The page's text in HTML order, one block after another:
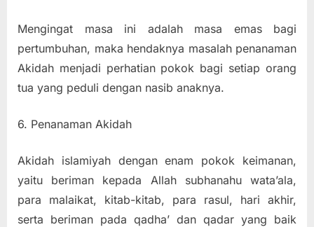
Mengingat masa ini adalah masa emas bagi
pertumbuhan, maka hendaknya masalah penanaman
Akidah menjadi perhatian pokok bagi setiap orang
tua yang peduli dengan nasib anaknya.
6. Penanaman Akidah
Akidah islamiyah dengan enam pokok keimanan,
yaitu beriman kepada Allah subhanahu wata’ala,
para malaikat, kitab-kitab, para rasul, hari akhir,
serta beriman pada qadha’ dan qadar yang baik